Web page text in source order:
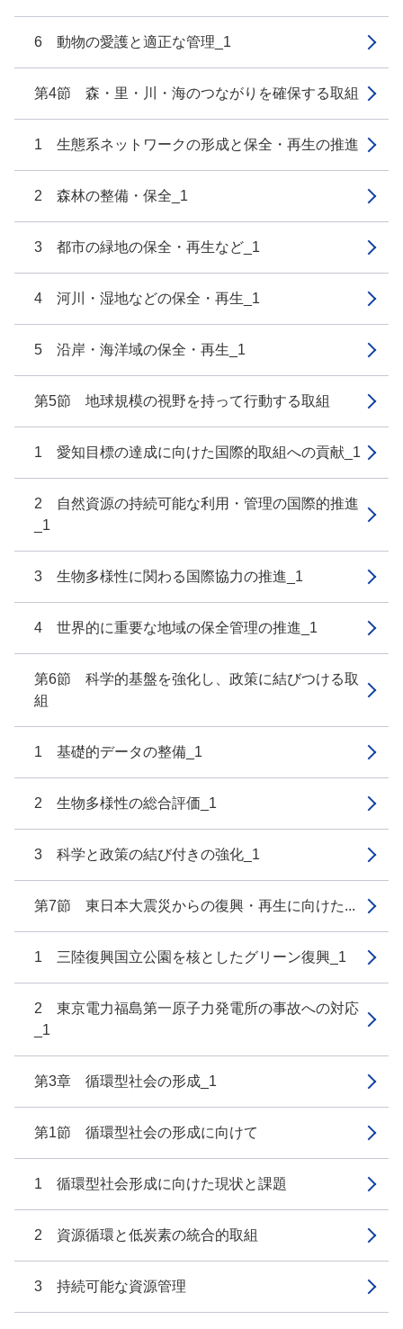
6 動物の愛護と適正な管理_1
第4節 森・里・川・海のつながりを確保する取組
1 生態系ネットワークの形成と保全・再生の推進
2 森林の整備・保全_1
3 都市の緑地の保全・再生など_1
4 河川・湿地などの保全・再生_1
5 沿岸・海洋域の保全・再生_1
第5節 地球規模の視野を持って行動する取組
1 愛知目標の達成に向けた国際的取組への貢献_1
2 自然資源の持続可能な利用・管理の国際的推進
_1
3 生物多様性に関わる国際協力の推進_1
4 世界的に重要な地域の保全管理の推進_1
第6節 科学的基盤を強化し、政策に結びつける取
組
1 基礎的データの整備_1
2 生物多様性の総合評価_1
3 科学と政策の結び付きの強化_1
第7節 東日本大震災からの復興・再生に向けた...
1 三陸復興国立公園を核としたグリーン復興_1
2 東京電力福島第一原子力発電所の事故への対応
_1
第3章 循環型社会の形成_1
第1節 循環型社会の形成に向けて
1 循環型社会形成に向けた現状と課題
2 資源循環と低炭素の統合的取組
3 持続可能な資源管理